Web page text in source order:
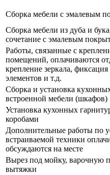
Сборка мебели с эмалевым
Сборка мебели из дуба и
сочетание с эмалевым
Работы, связанные с
помещений, оплачиваются
крепление зеркала,
элементов и т.д.
Сборка и установка
встроенной мебели (шкафов)
Установка кухонных
коробами
Дополнительные работы по
встраиваемой техники
обсуждаются на месте
Вырез под мойку, варочную
вытяжки